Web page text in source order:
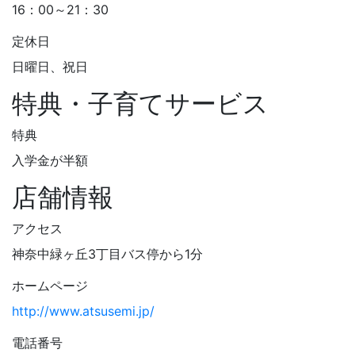
16：00～21：30
定休日
日曜日、祝日
特典・子育てサービス
特典
入学金が半額
店舗情報
アクセス
神奈中緑ヶ丘3丁目バス停から1分
ホームページ
http://www.atsusemi.jp/
電話番号